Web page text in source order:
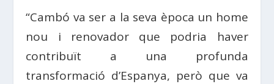
“Cambó va ser a la seva època un home
nou i renovador que podria haver
contribuït a una profunda
transformació d’Espanya, però que va